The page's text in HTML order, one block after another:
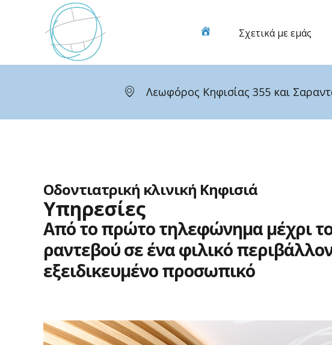
περιεχόμενο
Οδοντιατρική
Κηφισιά
Σχετικά με εμάς
Λεωφόρος Κηφισίας 355 και
Οδοντιατρική κλινική Κηφισιά
Υπηρεσίες
Απότοπρώτοτηλεφώνημα μέχρι
ραντεβούσεέναφιλικό
εξειδικευμένοπροσωπικό